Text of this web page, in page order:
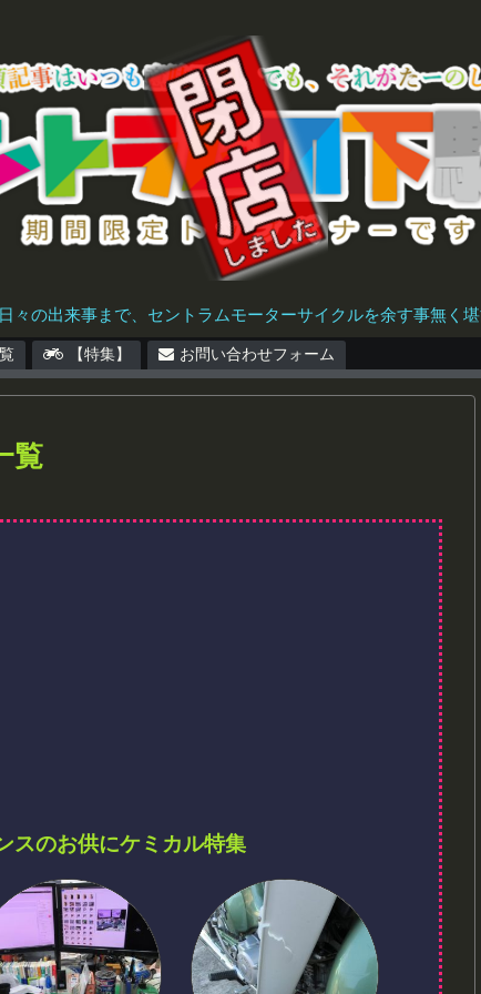
々の出来事まで、セントラムモーターサイクルを余す事無く堪
【特集】 お問い合わせフォーム
覧
スのお供にケミカル特集